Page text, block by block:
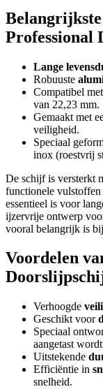
Belangrijkste
Professional
Lange
Robuuste
Compatibel met
van 22,23 mm.
Gemaakt met
veiligheid.
Speciaal
inox (roestvrij
De schijf is versterkt
functionele
essentieel is voor
ijzervrije ontwerp
vooral belangrijk is
Voordelen
Verhoogde
Geschikt voor
Speciaal
aangetast
Uitstekende
Efficiëntie in
snelheid.